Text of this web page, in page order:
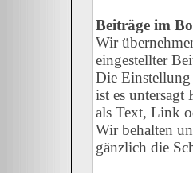
Beiträge im
Wir
eingestellter
Die Einstellung
ist es
als Text, Link
Wir behalten
gänzlich die